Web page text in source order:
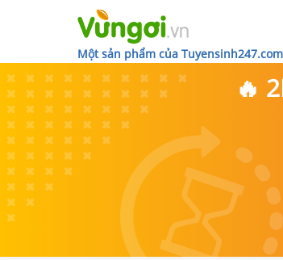
Một sản phẩm của Tuyensinh247.com
🔥